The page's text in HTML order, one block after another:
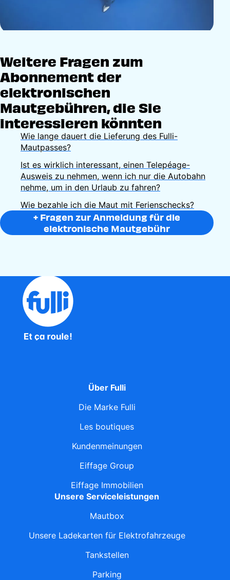
Weitere Fragen zum
Abonnement der
elektronischen
Mautgebühren, die Sie
interessieren könnten
Wie lange dauert die Lieferung des Fulli-
Mautpasses?
Ist es wirklich interessant, einen Telepéage-
Ausweis zu nehmen, wenn ich nur die Autobahn
nehme, um in den Urlaub zu fahren?
Wie bezahle ich die Maut mit Ferienschecks?
+ Fragen zur Anmeldung für die
elektronische Mautgebühr
Über Fulli
Die Marke Fulli
Les boutiques
Kundenmeinungen
Eiffage Group
Eiffage Immobilien
Unsere Serviceleistungen
Mautbox
Unsere Ladekarten für Elektrofahrzeuge
Tankstellen
Parking